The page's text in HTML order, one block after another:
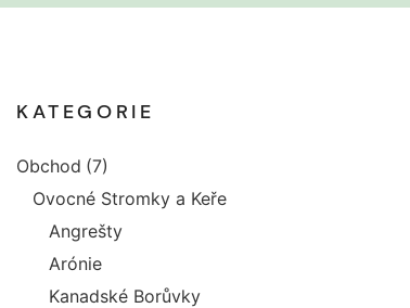
KATEGORIE
Obchod (7)
Ovocné Stromky a Keře
Angrešty
Arónie
Kanadské Borůvky